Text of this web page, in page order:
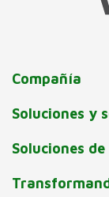
Compañía
Soluciones y
Soluciones